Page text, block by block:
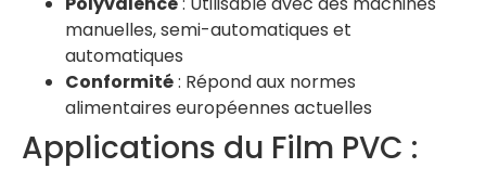
manuelles, semi-automatiques et
automatiques
Conformité: Répond aux normes
alimentaires européennes actuelles ​
Applications du Film PVC :